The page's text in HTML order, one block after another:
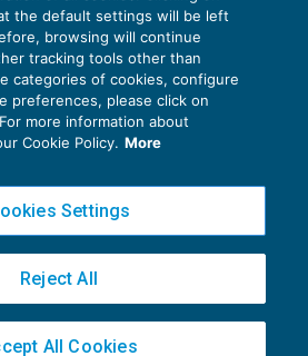
Privacy Policy
Cookie Policy
Gruppo Euroconference S.p.A.v2.32.4
10N01 - 20124 Milano - info@ecnews.it
02776120236
the default settings will be left
browsing will continue
tracking tools other than
categories of cookies, configure
preferences, please click on
more information about
Cookie Policy. More
Settings
Reject All
All Cookies